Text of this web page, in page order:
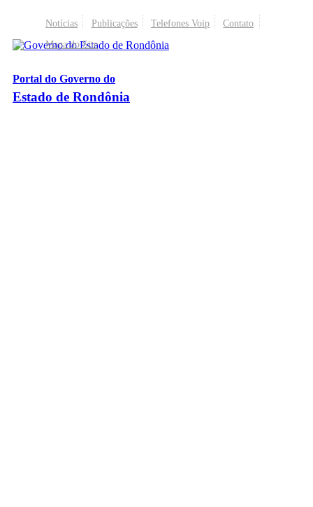
Notícias Publicações Telefones Voip
Contato
Mapa do Site
Portal do Governo do
Estado de Rondônia